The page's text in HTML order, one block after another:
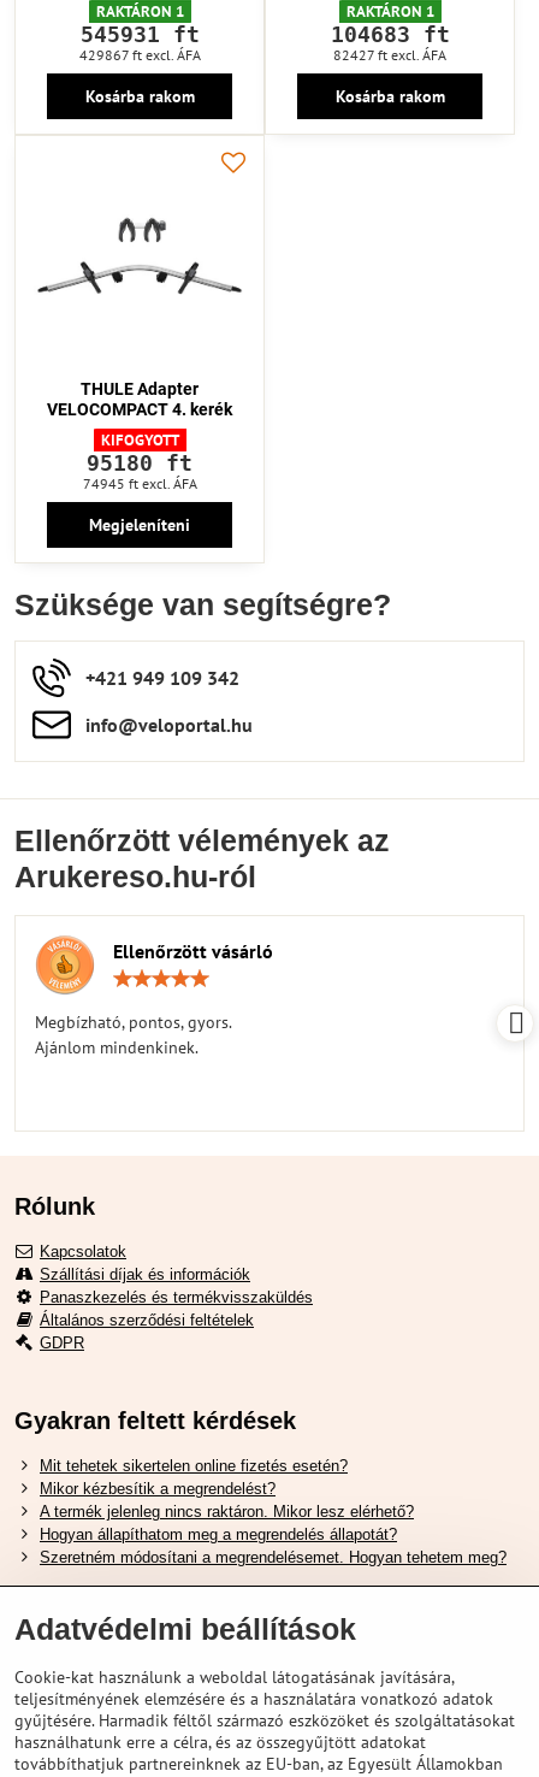
RAKTÁRON 1
545931 ft
429867 ft excl. ÁFA
Kosárba rakom
RAKTÁRON 1
104683 ft
82427 ft excl. ÁFA
Kosárba rakom
THULE Adapter
VELOCOMPACT 4. kerék
KIFOGYOTT
95180 ft
74945 ft excl. ÁFA
Megjeleníteni
Szüksége van segítségre?
+421 949 109 342
info​​@veloportal​.hu
Ellenőrzött vélemények az
Arukereso.hu-ról
Ellenőrzött vásárló
Megbízható, pontos, gyors.
Ajánlom mindenkinek.
Rólunk
Kapcsolatok
Szállítási díjak és információk
Panaszkezelés és termékvisszaküldés
Általános szerződési feltételek
GDPR
Gyakran feltett kérdések
Mit tehetek sikertelen online fizetés esetén?
Mikor kézbesítik a megrendelést?
A termék jelenleg nincs raktáron. Mikor lesz elérhető?
Hogyan állapíthatom meg a megrendelés állapotát?
Szeretném módosítani a megrendelésemet. Hogyan tehetem meg?
Hasznos Linkek
Hogyan válasszuk ki a megfelelő felfüggesztési villát ?
Hogyan válasszuk ki a megfelelő méretű sisakot?
Shimano E-Bike Akkumulátor Útmutató
Schwalbe Tubeless Gumik Felfedezése
Adatvédelmi beállítások
Cookie-kat használunk a weboldal látogatásának javítására,
teljesítményének elemzésére és a használatára vonatkozó adatok
gyűjtésére. Harmadik féltől származó eszközöket és szolgáltatásokat
használhatunk erre a célra, és az összegyűjtött adatokat
továbbíthatjuk partnereinknek az EU-ban, az Egyesült Államokban